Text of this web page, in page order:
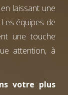
laissant une
équipes de
une touche
attention, à
votre plus